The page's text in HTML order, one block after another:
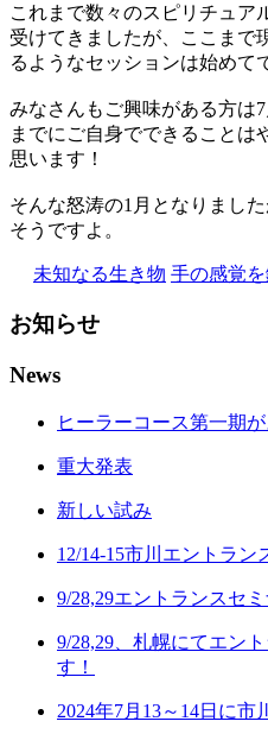
これまで数々のスピリチュア
受けてきましたが、ここまで
るようなセッションは始めて
みなさんもご興味がある方は
までにご自身でできることは
思います！
そんな怒涛の1月となりまし
そうですよ。
未知なる生き物 手の感覚
お知らせ
News
ヒーラーコース第一期
重大発表
新しい試み
12/14-15市川エントラン
9/28,29エントランスセミ
9/28,29、札幌にてエン
す！
2024年7月13～14日に市